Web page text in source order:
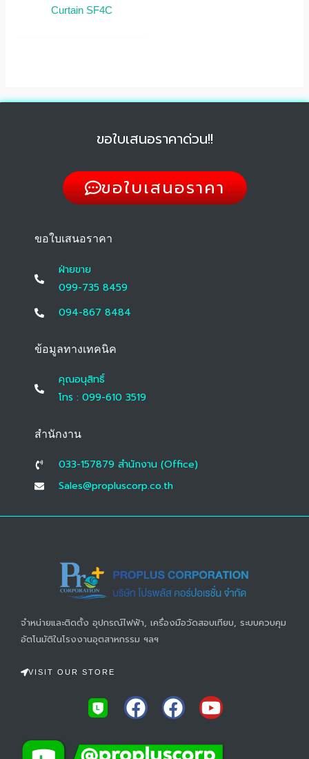
Curtain SF4C
ขอใบเสนอราคาด่วน!!
ขอใบเสนอราคา
ขอใบเสนอราคา
ฝ่ายขาย
099-735 8459
094-867 8484
ข้อมูลทางเทคนิค
คุณอนุสิทธิ์
โทร : 099-610 3519
สำนักงาน
033-157879 สํานักงาน (Office)
Sales@propluscorp.co.th
จำหน่ายและติดตั้ง อุปกรณ์ไฟฟ้า, เครื่องมือวัดสอบเทียบ, ระบบควบคุม
อัตโนมัติในโรงงานอุตสาหกรรม ฯลฯ
VISIT OUR STORE
F
a
c
F
a
c
Y
o
u